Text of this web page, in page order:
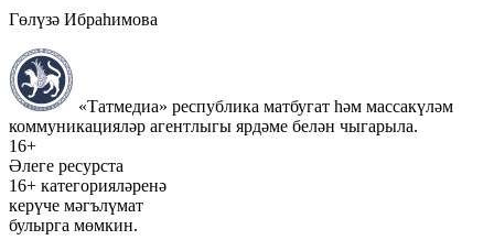
Гөлүзә Ибраһимова
«Татмедиа» республика матбугат һәм массакүләм
коммуникацияләр агентлыгы ярдәме белән чыгарыла.
16+
Әлеге ресурста
16+ категорияләренә
керүче мәгълүмат
булырга мөмкин.